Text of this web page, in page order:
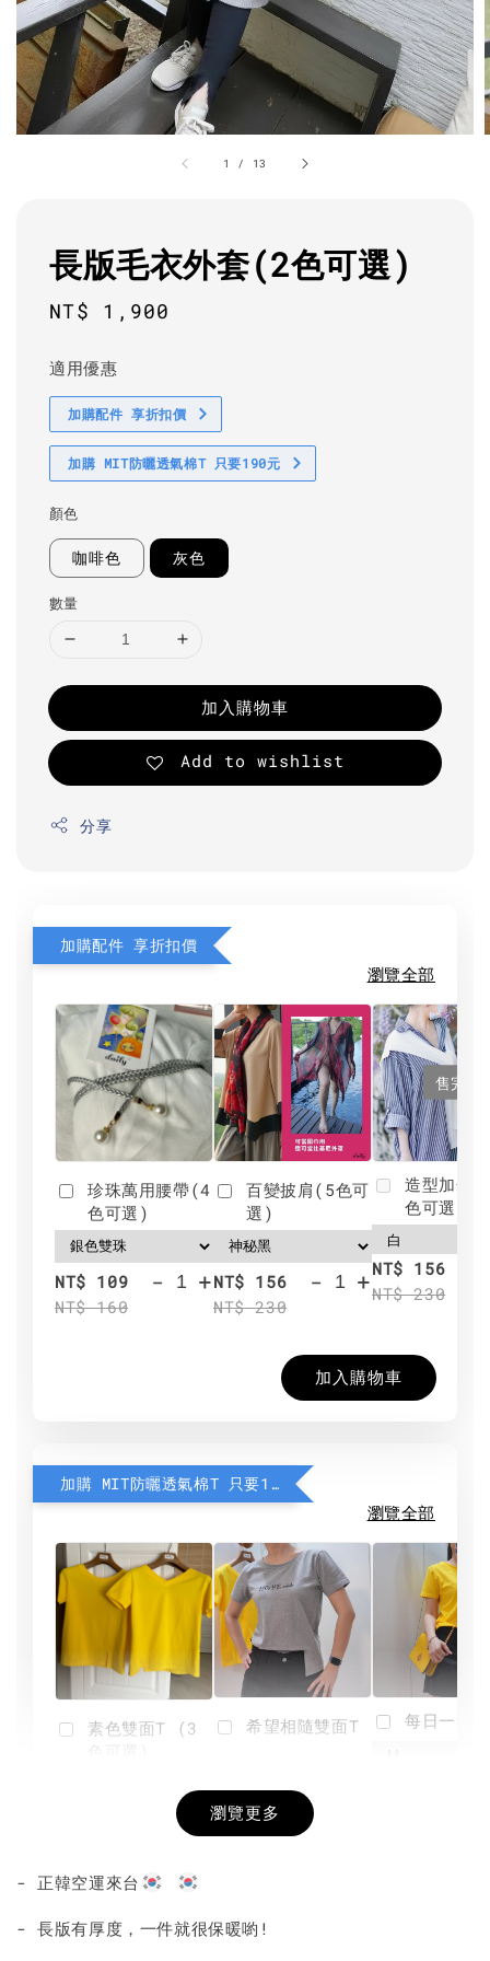
1 / 13
長版毛衣外套(2色可選)
Regular
NT$ 1,900
適用優惠
加購配件 享折扣價
加購 MIT防曬透氣棉T 只要190元
顏色
咖啡色 灰色
數量
加入購物車
Add to wishlist
分享
加購配件 享折扣價
瀏覽全部
珍珠萬用腰帶(4
色可選)
NT$ 109
NT$ 160
- +
百變披肩(5色可
選)
NT$ 156
NT$ 230
- +
售完
造型加分
色可選)
NT$ 156
NT$ 230
加入購物車
加購 MIT防曬透氣棉T 只要190元
瀏覽全部
素色雙面T (3
+
希望相隨雙面T
NT$ 190
-
每日一笑
瀏覽更多
- 正韓空運來台
- 長版有厚度，一件就很保暖喲!